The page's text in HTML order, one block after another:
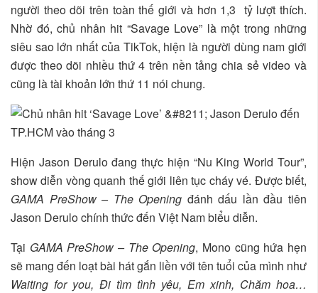
người theo dõi trên toàn thế giới và hơn 1,3 tỷ lượt thích.
Nhờ đó, chủ nhân hit “Savage Love” là một trong những
siêu sao lớn nhất của TikTok, hiện là người dùng nam giới
được theo dõi nhiều thứ 4 trên nền tảng chia sẻ video và
cũng là tài khoản lớn thứ 11 nói chung.
Hiện Jason Derulo đang thực hiện “Nu King World Tour”,
show diễn vòng quanh thế giới liên tục cháy vé. Được biết,
GAMA PreShow – The Opening đánh dấu lần đầu tiên
Jason Derulo chính thức đến Việt Nam biểu diễn.
Tại GAMA PreShow – The Opening, Mono cũng hứa hẹn
sẽ mang đến loạt bài hát gắn liền với tên tuổi của mình như
Waiting for you, Đi tìm tình yêu, Em xinh, Chăm hoa…